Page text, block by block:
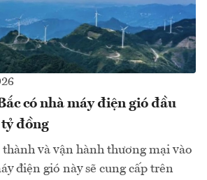
có nhà máy điện gió đầu
đồng
và vận hành thương mại vào
điện gió này sẽ cung cấp trên